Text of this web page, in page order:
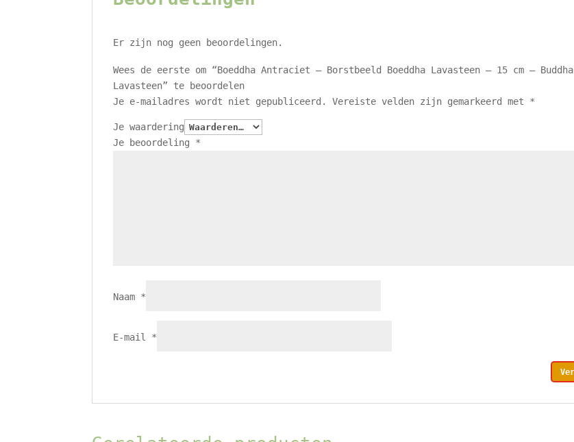
Er zijn nog geen beoordelingen.
Wees de eerste om “Boeddha Antraciet – Borstbeeld Boeddha Lavasteen – 15 cm – Buddha
Lavasteen” te beoordelen
Je e-mailadres wordt niet gepubliceerd.
Vereiste velden zijn gemarkeerd met *
Je waardering
Je beoordeling *
Naam *
E-mail *